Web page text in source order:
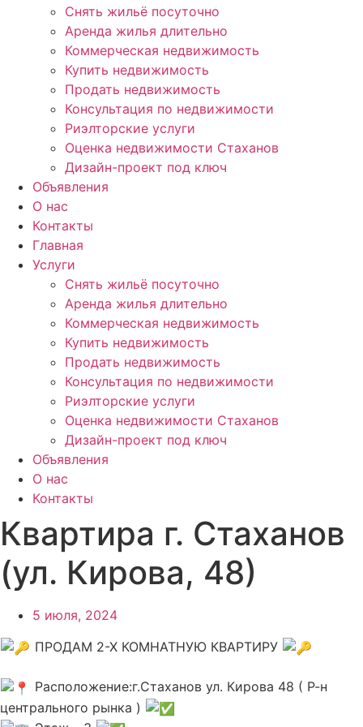
Снять жильё посуточно
Аренда жилья длительно
Коммерческая недвижимость
Купить недвижимость
Продать недвижимость
Консультация по недвижимости
Риэлторские услуги
Оценка недвижимости Стаханов
Дизайн-проект под ключ
Объявления
О нас
Контакты
Главная
Услуги
Снять жильё посуточно
Аренда жилья длительно
Коммерческая недвижимость
Купить недвижимость
Продать недвижимость
Консультация по недвижимости
Риэлторские услуги
Оценка недвижимости Стаханов
Дизайн-проект под ключ
Объявления
О нас
Контакты
Квартира г. Стаханов
(ул. Кирова, 48)
5 июля, 2024
ПРОДАМ 2-Х КОМНАТНУЮ КВАРТИРУ
Расположение:г.Стаханов ул. Кирова 48 ( Р-н
центрального рынка )